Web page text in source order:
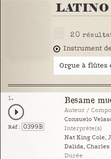
LATINO
20
Instrument
1.
Réf : 0399B
Besame
Auteur /
Consuelo
Interprète(s)
Nat King Cole,
Dalida,
Durée